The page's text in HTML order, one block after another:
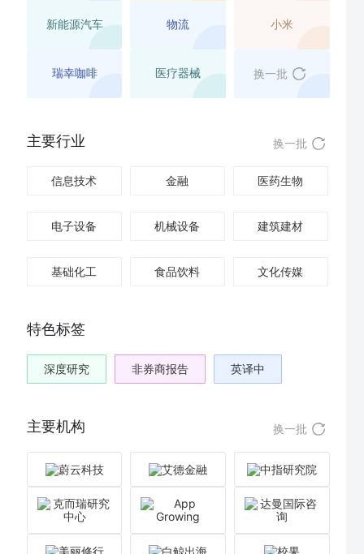
新能源汽车 物流 小米
瑞幸咖啡 医疗器械 换一批
主要行业 换一批
信息技术 金融 医药生物
电子设备 机械设备 建筑建材
基础化工 食品饮料 文化传媒
特色标签
深度研究 非券商报告 英译中
主要机构 换一批